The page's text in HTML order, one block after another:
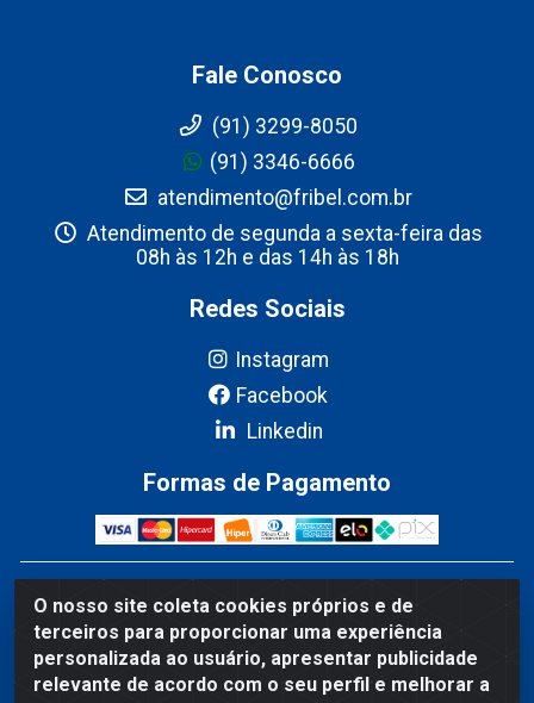
O nosso site coleta cookies próprios e de
terceiros para proporcionar uma experiência
personalizada ao usuário, apresentar publicidade
relevante de acordo com o seu perfil e melhorar a
Fale Conosco
(91) 3299-8050
(91) 3346-6666
atendimento@fribel.com.br
Atendimento de segunda a sexta-feira das
08h às 12h e das 14h às 18h
Redes Sociais
Instagram
Facebook
Linkedin
Formas de Pagamento
Fribel Comercio de Alimentos LTDA - Travessa Pedro
Marques de Mesquita, 707 - Bairro Centro, Marituba/PA -
CEP 67200-000 - CNPJ 06.035.543/0001-20